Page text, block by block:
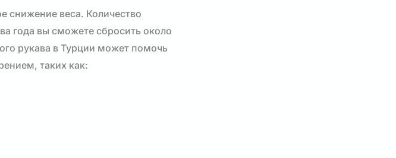
снижение веса. Количество
года вы сможете сбросить около
рукава в Турции может помочь
таких как: